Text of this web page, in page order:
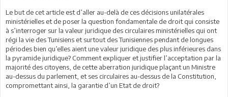
Le but de cet article est d’aller au-delà de ces décisions unilatérales
ministérielles et de poser la question fondamentale de droit qui consiste
à s’interroger sur la valeur juridique des circulaires ministérielles qui ont
régi la vie des Tunisiens et surtout des Tunisiennes pendant de longues
périodes bien qu’elles aient une valeur juridique des plus inférieures dans
la pyramide juridique? Comment expliquer et justifier l’acceptation par la
majorité des citoyens, de cette aberration juridique plaçant un Ministre
au-dessus du parlement, et ses circulaires au-dessus de la Constitution,
compromettant ainsi, la garantie d’un Etat de droit?